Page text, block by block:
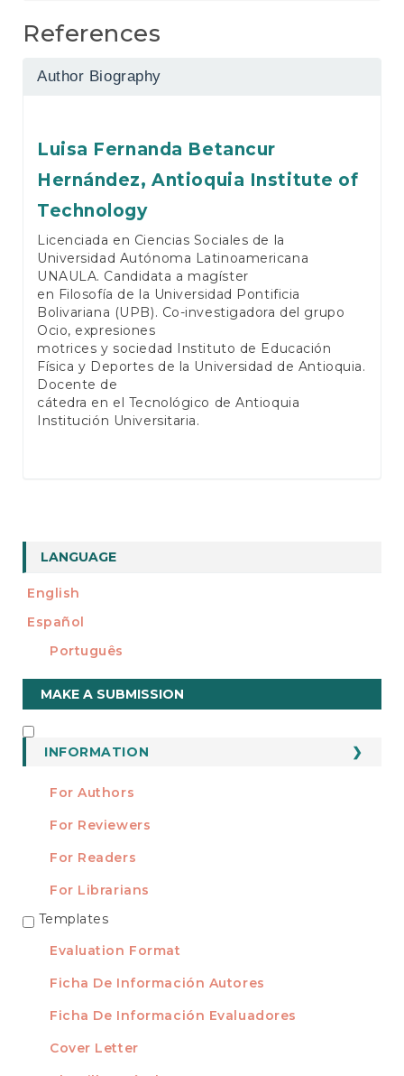
References
Author Biography
Luisa Fernanda Betancur
Hernández,Antioquia Institute of
Technology
Licenciada en Ciencias Sociales de la
Universidad Autónoma Latinoamericana
UNAULA. Candidata a magíster
en Filosofía de la Universidad Pontificia
Bolivariana (UPB). Co-investigadora del grupo
Ocio, expresiones
motrices y sociedad Instituto de Educación
Física y Deportes de la Universidad de Antioquia.
Docente de
cátedra en el Tecnológico de Antioquia
Institución Universitaria.
LANGUAGE
English
Español
Português
Make
a
Submission
MAKE A SUBMISSION
INFORMATION
For Authors
For Reviewers
For Readers
For Librarians
TEMPLATES
Templates
Evaluation Format
Ficha De Información Autores
Ficha De Información Evaluadores
Cover Letter